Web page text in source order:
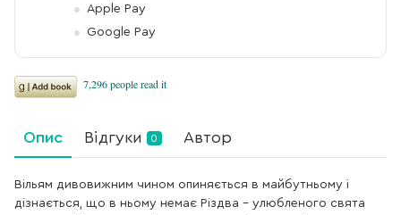
Apple Pay
Google Pay
Опис Відгуки 0 Автор
Вільям дивовижним чином опиняється в майбутньому і
дізна­­ється, що в ньому немає Різдва – улюбленого свята